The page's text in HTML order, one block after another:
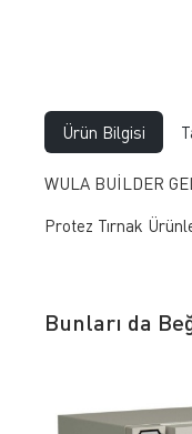
Ürün Bilgisi
WULA BUİLDER
Protez Tırnak
Bunları da